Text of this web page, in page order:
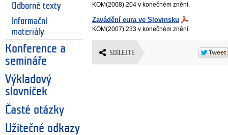
Odborné texty
Informační
materiály
Konference a
semináře
Výkladový
slovníček
Časté otázky
Užitečné odkazy
KOM(2008) 204 v konečném znění.
Zavádění eura ve Slovinsku
KOM(2007) 233 v konečném znění.
SDÍLEJTE